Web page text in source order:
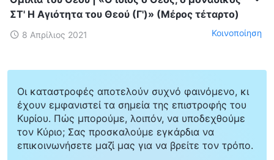
ΣΤ' Η Αγιότητα του Θεού (Γ')» (Μέρος τέταρτο)
8 Απρίλιος 2021 Κοινοποίηση
Οι καταστροφές αποτελούν συχνό φαινόμενο, κι
έχουν εμφανιστεί τα σημεία της επιστροφής του
Κυρίου. Πώς μπορούμε, λοιπόν, να υποδεχθούμε
τον Κύριο; Σας προσκαλούμε εγκάρδια να
επικοινωνήσετε μαζί μας για να βρείτε τον τρόπο.